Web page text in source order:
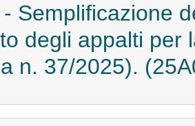
Semplificazione
degli appalti per
n. 37/2025).